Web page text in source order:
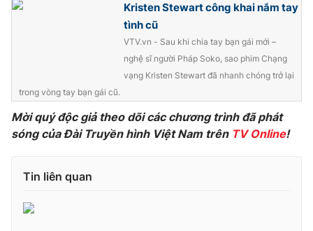
VTV Thể thao
Bất động sản
Thị trường 24h Tấm lòng Việt
VTV4 Vươn mình bằng AI
VTV9
Kristen Stewart công khai nắm tay
tình cũ
VTV.vn - Sau khi chia tay bạn gái mới –
nghệ sĩ người Pháp Soko, sao phim Chạng
vạng Kristen Stewart đã nhanh chóng trở lại
trong vòng tay bạn gái cũ.
Mời quý độc giả theo dõi các chương trình đã phát
sóng của Đài Truyền hình Việt Nam trên TV Online!
Tin liên quan